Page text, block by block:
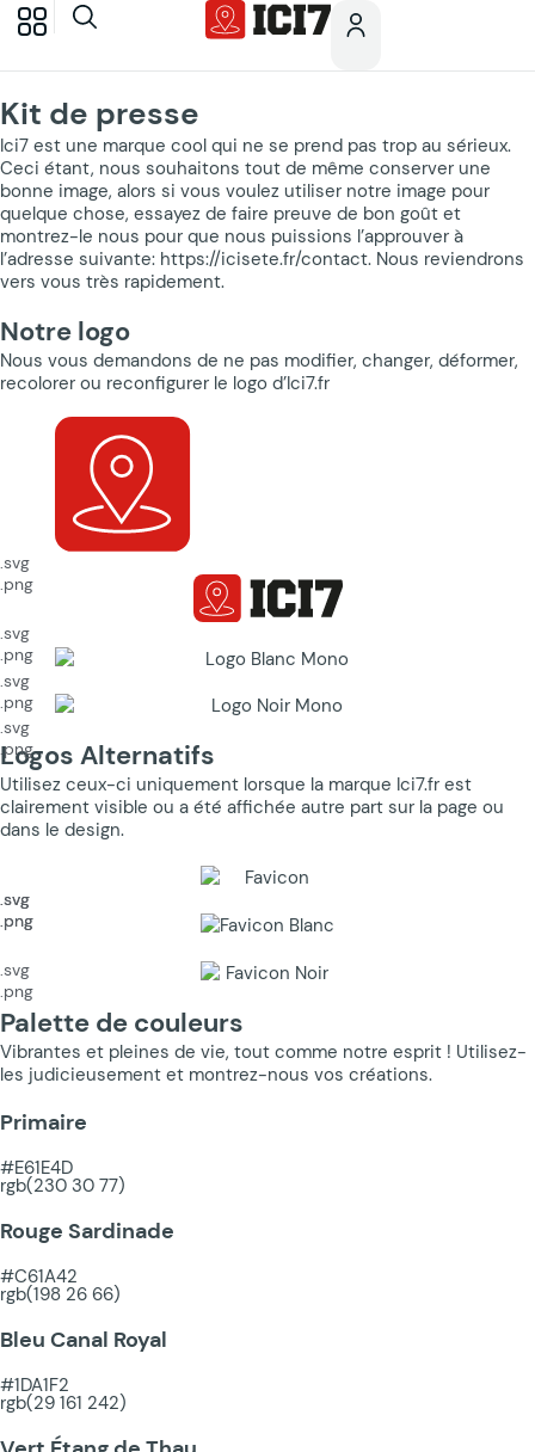
Kit de presse
Ici7 est une marque cool qui ne se prend pas trop au sérieux.
Ceci étant, nous souhaitons tout de même conserver une
bonne image, alors si vous voulez utiliser notre image pour
quelque chose, essayez de faire preuve de bon goût et
montrez-le nous pour que nous puissions l’approuver à
l’adresse suivante: https://icisete.fr/contact. Nous reviendrons
vers vous très rapidement.
Notre logo
Nous vous demandons de ne pas modifier, changer, déformer,
recolorer ou reconfigurer le logo d’Ici7.fr
.svg
.png
.svg
.png
.svg
.png
.svg
.png
Logos Alternatifs
Utilisez ceux-ci uniquement lorsque la marque Ici7.fr est
clairement visible ou a été affichée autre part sur la page ou
dans le design.
.svg
.png
.svg
.png
.svg
.png
Palette de couleurs
Vibrantes et pleines de vie, tout comme notre esprit ! Utilisez-
les judicieusement et montrez-nous vos créations.
Primaire
#E61E4D
rgb(230 30 77)
Rouge Sardinade
#C61A42
rgb(198 26 66)
Bleu Canal Royal
#1DA1F2
rgb(29 161 242)